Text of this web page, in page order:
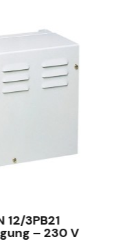
3PB21
– 230 V